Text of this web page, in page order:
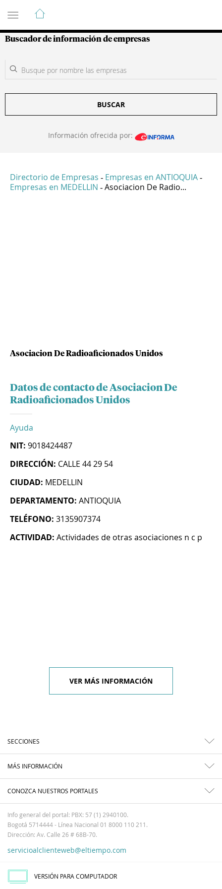
Guía de Empresas Colombianas
Buscador de información de empresas
BUSCAR
Información ofrecida por:
Directorio de Empresas - Empresas en ANTIOQUIA -
Empresas en MEDELLIN - Asociacion De Radio...
Asociacion De Radioaficionados Unidos
Datos de contacto de Asociacion De
Radioaficionados Unidos
Ayuda
NIT: 9018424487
DIRECCIÓN: CALLE 44 29 54
CIUDAD: MEDELLIN
DEPARTAMENTO: ANTIOQUIA
TELÉFONO: 3135907374
ACTIVIDAD: Actividades de otras asociaciones n c p
VER MÁS INFORMACIÓN
SECCIONES
MÁS INFORMACIÓN
CONOZCA NUESTROS PORTALES
Info general del portal: PBX: 57 (1) 2940100.
Bogotá 5714444 - Línea Nacional 01 8000 110 211.
Dirección: Av. Calle 26 # 68B-70.
servicioalclienteweb@eltiempo.com
VERSIÓN PARA COMPUTADOR